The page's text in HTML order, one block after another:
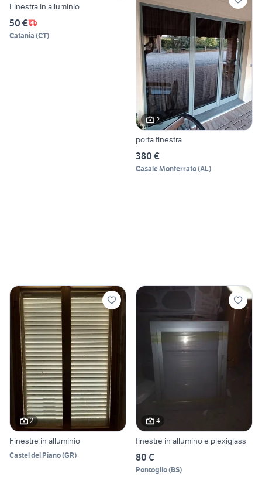
Finestra in alluminio
50 €
Catania (CT)
2
porta finestra
380 €
Casale Monferrato(AL)
2
Finestre in alluminio
Castel del Piano(GR)
4
finestre in allumino e plexiglass
80 €
Pontoglio(BS)